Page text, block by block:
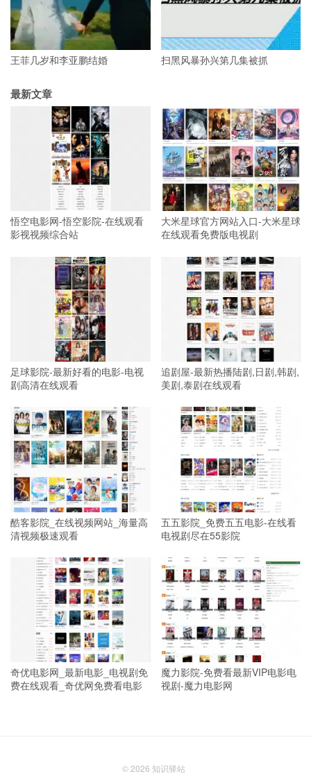
王菲几岁和李亚鹏结婚 扫黑风暴孙兴第几集被抓
最新文章
悟空电影网-悟空影院-在线观看
影视视频综合站
大米星球官方网站入口-大米星球
在线观看免费版电视剧
足球影院-最新好看的电影-电视
剧高清在线观看
追剧屋-最新热播陆剧,日剧,韩剧,
美剧,泰剧在线观看
酷客影院_在线视频网站_海量高
清视频极速观看
五五影院_免费五五电影-在线看
电视剧尽在55影院
奇优电影网_最新电影_电视剧免
费在线观看_奇优网免费看电影
魔力影院-免费看最新VIP电影电
视剧-魔力电影网
© 2026 知识驿站